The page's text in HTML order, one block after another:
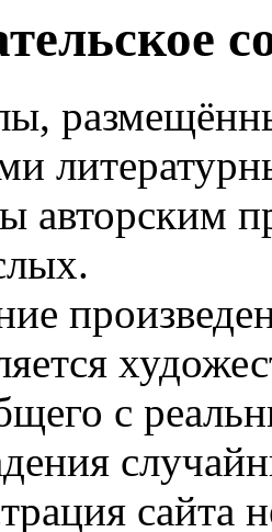
авторским
с
сайта